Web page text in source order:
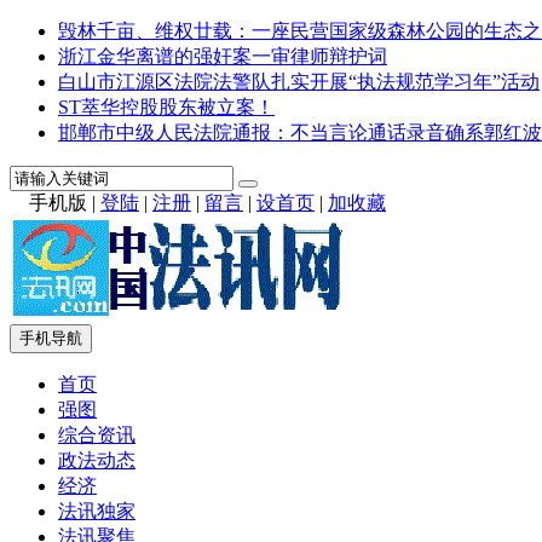
毁林千亩、维权廿载：一座民营国家级森林公园的生态
浙江金华离谱的强奸案一审律师辩护词
白山市江源区法院法警队扎实开展“执法规范学习年”活动
ST萃华控股股东被立案！
邯郸市中级人民法院通报：不当言论通话录音确系郭红
手机版 | 登陆 | 注册 | 留言 | 设首页 | 加收藏
手机导航
首页
强图
综合资讯
政法动态
经济
法讯独家
法讯聚焦